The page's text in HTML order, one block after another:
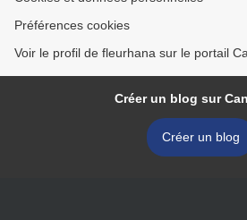
Préférences cookies
Voir le profil de fleurhana sur le portail
Créer un blog sur
Créer un blog